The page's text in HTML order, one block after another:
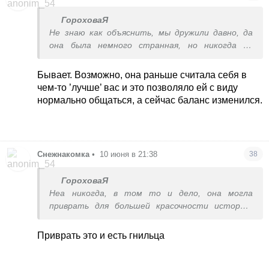
ГороховаЯ
Не знаю как объяснить, мы дружили давно, да
она была немного странная, но никогда не
знаю, я сомневаюсь что человек резко стал
завидовать или так тоже бывает?
Бывает. Возможно, она раньше считала себя в
чем-то ’лучше’ вас и это позволяло ей с виду
нормально общаться, а сейчас баланс изменился.
Снежнакомка • 10 июня в 21:38 38
ГороховаЯ
Неа никогда, в том то и дело, она могла
приврать для большей красочности истории-
Приврать это и есть гнильца